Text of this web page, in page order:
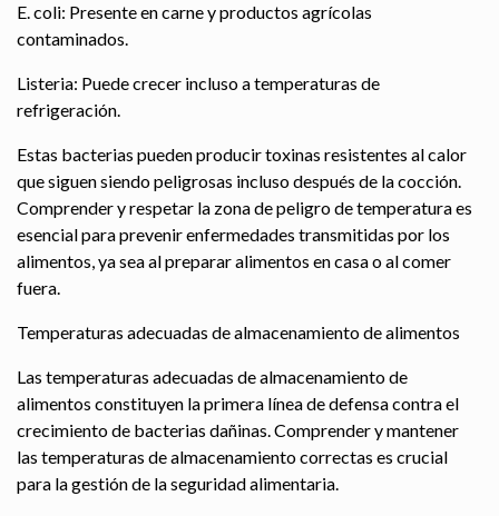
E. coli: Presente en carne y productos agrícolas
contaminados.
Listeria: Puede crecer incluso a temperaturas de
refrigeración.
Estas bacterias pueden producir toxinas resistentes al calor
que siguen siendo peligrosas incluso después de la cocción.
Comprender y respetar la zona de peligro de temperatura es
esencial para prevenir enfermedades transmitidas por los
alimentos, ya sea al preparar alimentos en casa o al comer
fuera.
Temperaturas adecuadas de almacenamiento de alimentos
Las temperaturas adecuadas de almacenamiento de
alimentos constituyen la primera línea de defensa contra el
crecimiento de bacterias dañinas. Comprender y mantener
las temperaturas de almacenamiento correctas es crucial
para la gestión de la seguridad alimentaria.